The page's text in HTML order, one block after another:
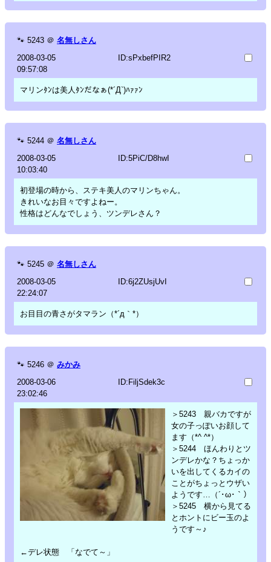
🐾 5243 ＠ 名無しさん
2008-03-05
09:57:08
ID:sPxbefPIR2
マリンﾀﾝは美人ﾀﾝだなぁ(*´Д`)ﾊｧｧﾝ
🐾 5244 ＠ 名無しさん
2008-03-05
10:03:40
ID:5PiC/D8hwI
初登場の時から、ステキ美人のマリンちゃん。
きれいなお目々ですよねー。
性格はどんなでしょう、ツンデレさん？
🐾 5245 ＠ 名無しさん
2008-03-05
22:24:07
ID:6j2ZUsjUvI
お目目の青さがタマラン（*´д｀*）
🐾 5246 ＠ みかみ
2008-03-06
23:02:46
ID:FiljSdek3c
＞5243 親バカですが
女の子っぽいお顔して
ます（*^ ^*）
＞5244 ほんわりとツ
ンデレかな？ちょっか
いを出してくるカイの
ことがちょっとウザい
ようです…（´･ω･｀）
＞5245 横から見てる
とホントにビー玉のよ
うです～♪
←デレ状態 「なでて～」